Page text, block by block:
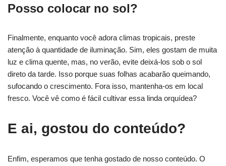
Posso colocar no sol?
Finalmente, enquanto você adora climas tropicais, preste
atenção à quantidade de iluminação. Sim, eles gostam de muita
luz e clima quente, mas, no verão, evite deixá-los sob o sol
direto da tarde. Isso porque suas folhas acabarão queimando,
sufocando o crescimento. Fora isso, mantenha-os em local
fresco. Você vê como é fácil cultivar essa linda orquídea?
E ai, gostou do conteúdo?
Enfim, esperamos que tenha gostado de nosso conteúdo. O